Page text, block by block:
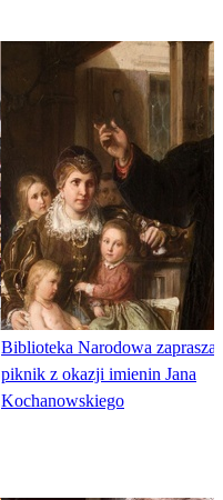
Biblioteka Narodowa zaprasza
piknik z okazji imienin Jana
Kochanowskiego